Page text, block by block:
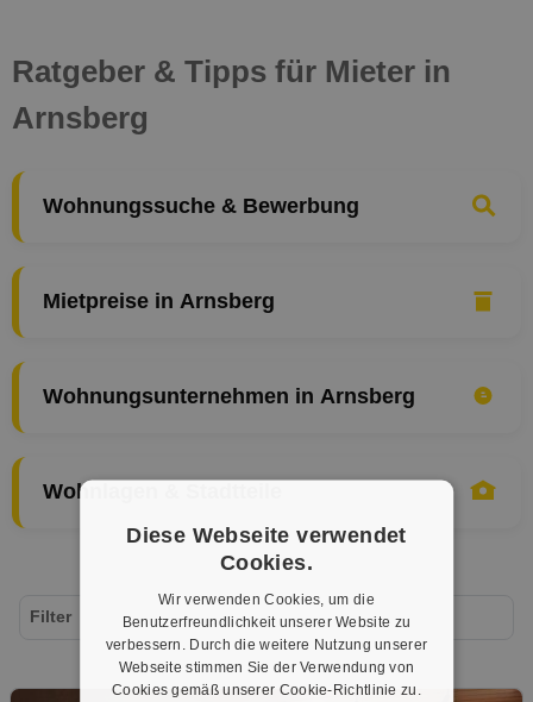
Ratgeber & Tipps für Mieter in
Arnsberg
Wohnungssuche & Bewerbung
Mietpreise in Arnsberg
Wohnungsunternehmen in Arnsberg
Wohnlagen & Stadtteile
Filter
Diese Webseite verwendet
Cookies.
Wir verwenden Cookies, um die
Benutzerfreundlichkeit unserer Website zu
verbessern. Durch die weitere Nutzung unserer
Webseite stimmen Sie der Verwendung von
Cookies gemäß unserer Cookie-Richtlinie zu.